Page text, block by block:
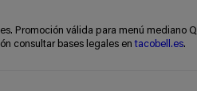
Promoción válida para menú mediano
consultar bases legales entacobell.es.